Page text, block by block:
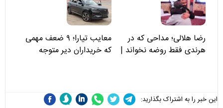
رضا هلالی؛ مداحی که در
هرندی فقط روضه نخواند |
معایب تیارا؛ ۹ ضعف مهمی
که خریداران دیر متوجه
این خبر را به اشتراک بگذارید: